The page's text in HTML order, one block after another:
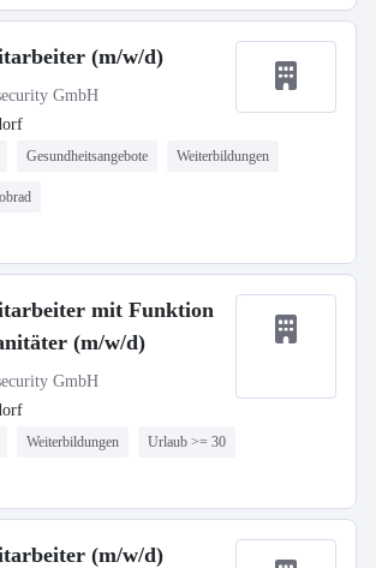
(m/w/d)
GmbH
Gesundheitsangebote Weiterbildungen
mit Funktion
(m/w/d)
GmbH
Weiterbildungen Urlaub >= 30
(m/w/d)